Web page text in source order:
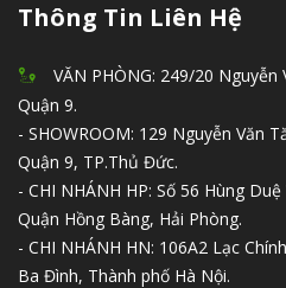
Thông Tin Liên Hệ
VĂN PHÒNG: 249/20
Quận 9.
- SHOWROOM: 129 Nguyễn Văn
Quận 9, TP.Thủ Đức.
- CHI NHÁNH HP: Số 56 Hùng
Quận Hồng Bàng, Hải Phòng.
- CHI NHÁNH HN: 106A2 Lạc
Ba Đình, Thành phố Hà Nội.